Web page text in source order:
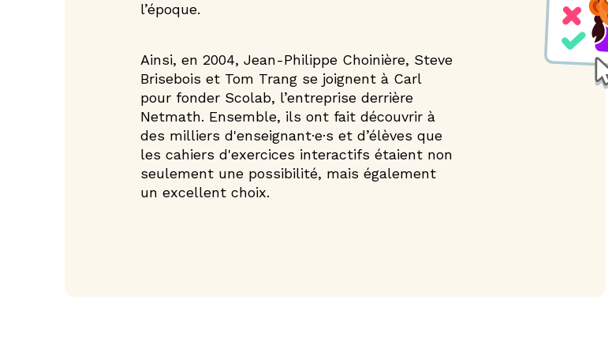
l’époque.
Ainsi, en 2004, Jean­-Philippe Choinière, Steve
Brisebois et Tom Trang se joignent à Carl
pour fonder Scolab, l’entreprise derrière
Netmath. Ensemble, ils ont fait découvrir à
des milliers d'enseignant·e·s et d’élèves que
les cahiers d'exercices interactifs étaient non
seulement une possibilité, mais également
un excellent choix.